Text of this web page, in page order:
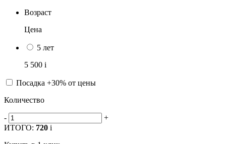
Возраст
Цена
5 лет
5 500 i
Посадка +30% от цены
Количество
-
+
ИТОГО: 720 i